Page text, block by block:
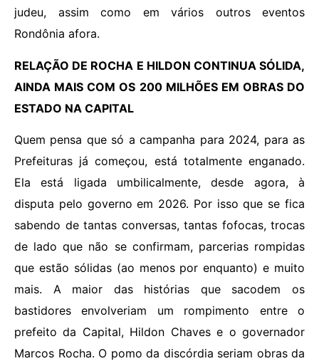
judeu, assim como em vários outros eventos
Rondônia afora.
RELAÇÃO DE ROCHA E HILDON CONTINUA SÓLIDA,
AINDA MAIS COM OS 200 MILHÕES EM OBRAS DO
ESTADO NA CAPITAL
Quem pensa que só a campanha para 2024, para as
Prefeituras já começou, está totalmente enganado.
Ela está ligada umbilicalmente, desde agora, à
disputa pelo governo em 2026. Por isso que se fica
sabendo de tantas conversas, tantas fofocas, trocas
de lado que não se confirmam, parcerias rompidas
que estão sólidas (ao menos por enquanto) e muito
mais. A maior das histórias que sacodem os
bastidores envolveriam um rompimento entre o
prefeito da Capital, Hildon Chaves e o governador
Marcos Rocha. O pomo da discórdia seriam obras da